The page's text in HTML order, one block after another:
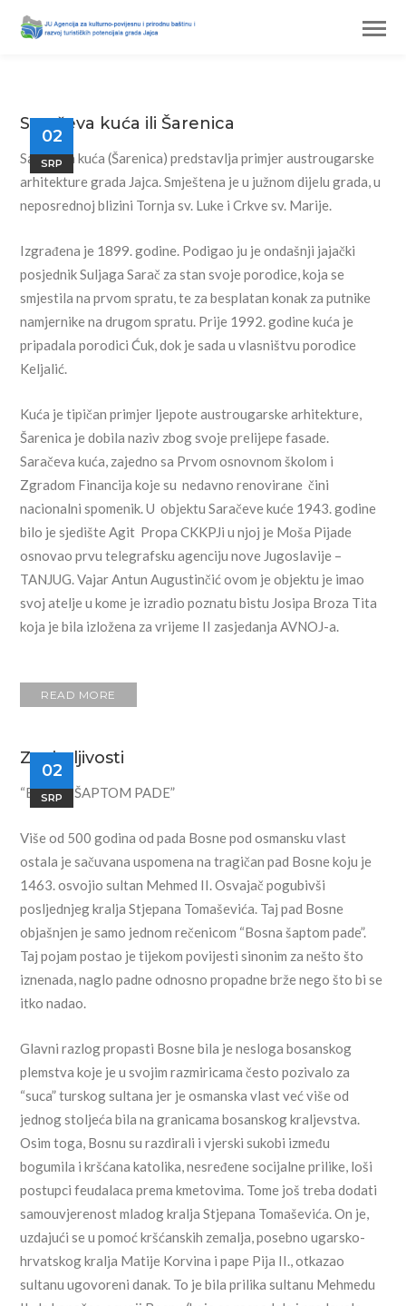
02
SRP
Saračeva kuća ili Šarenica
Saračeva kuća (Šarenica) predstavlja primjer austrougarske
arhitekture grada Jajca. Smještena je u južnom dijelu grada, u
neposrednoj blizini Tornja sv. Luke i Crkve sv. Marije.
Izgrađena je 1899. godine. Podigao ju je ondašnji jajački
posjednik Suljaga Sarač za stan svoje porodice, koja se
smjestila na prvom spratu, te za besplatan konak za putnike
namjernike na drugom spratu. Prije 1992. godine kuća je
pripadala porodici Ćuk, dok je sada u vlasništvu porodice
Keljalić.
Kuća je tipičan primjer ljepote austrougarske arhitekture,
Šarenica je dobila naziv zbog svoje prelijepe fasade.
Saračeva kuća, zajedno sa Prvom osnovnom školom i
Zgradom Financija koje su nedavno renovirane čini
nacionalni spomenik. U objektu Saračeve kuće 1943. godine
bilo je sjedište Agit Propa CKKPJi u njoj je Moša Pijade
osnovao prvu telegrafsku agenciju nove Jugoslavije –
TANJUG. Vajar Antun Augustinčić ovom je objektu je imao
svoj atelje u kome je izradio poznatu bistu Josipa Broza Tita
koja je bila izložena za vrijeme II zasjedanja AVNOJ-a.
READ MORE
02
SRP
Zanimljivosti
“BOSNA ŠAPTOM PADE”
Više od 500 godina od pada Bosne pod osmansku vlast
ostala je sačuvana uspomena na tragičan pad Bosne koju je
1463. osvojio sultan Mehmed II. Osvajač pogubivši
posljednjeg kralja Stjepana Tomaševića. Taj pad Bosne
objašnjen je samo jednom rečenicom “Bosna šaptom pade”.
Taj pojam postao je tijekom povijesti sinonim za nešto što
iznenada, naglo padne odnosno propadne brže nego što bi se
itko nadao.
Glavni razlog propasti Bosne bila je nesloga bosanskog
plemstva koje je u svojim razmiricama često pozivalo za
“suca” turskog sultana jer je osmanska vlast već više od
jednog stoljeća bila na granicama bosanskog kraljevstva.
Osim toga, Bosnu su razdirali i vjerski sukobi između
bogumila i kršćana katolika, nesređene socijalne prilike, loši
postupci feudalaca prema kmetovima. Tome još treba dodati
samouvjerenost mladog kralja Stjepana Tomaševića. On je,
uzdajući se u pomoć kršćanskih zemalja, posebno ugarsko-
hrvatskog kralja Matije Korvina i pape Pija II., otkazao
sultanu ugovoreni danak. To je bila prilika sultanu Mehmedu